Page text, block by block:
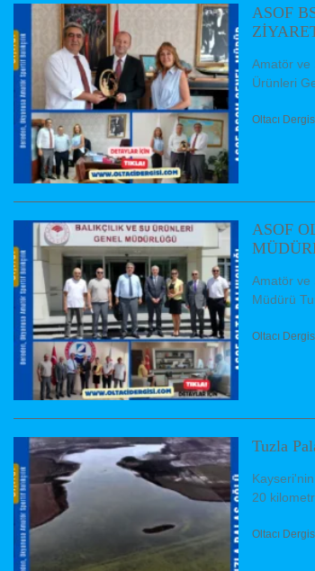
ASOF
Amatör ve
Ürünleri
Oltacı
ASOF
Amatör ve
Müdürü
Oltacı
Tuzla
20
Oltacı